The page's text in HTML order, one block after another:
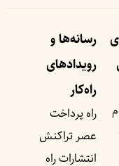
رسانه‌ها و
رویداد‌های
راه‌کار
راه پرداخت
عصر تراکنش
انتشارات راه